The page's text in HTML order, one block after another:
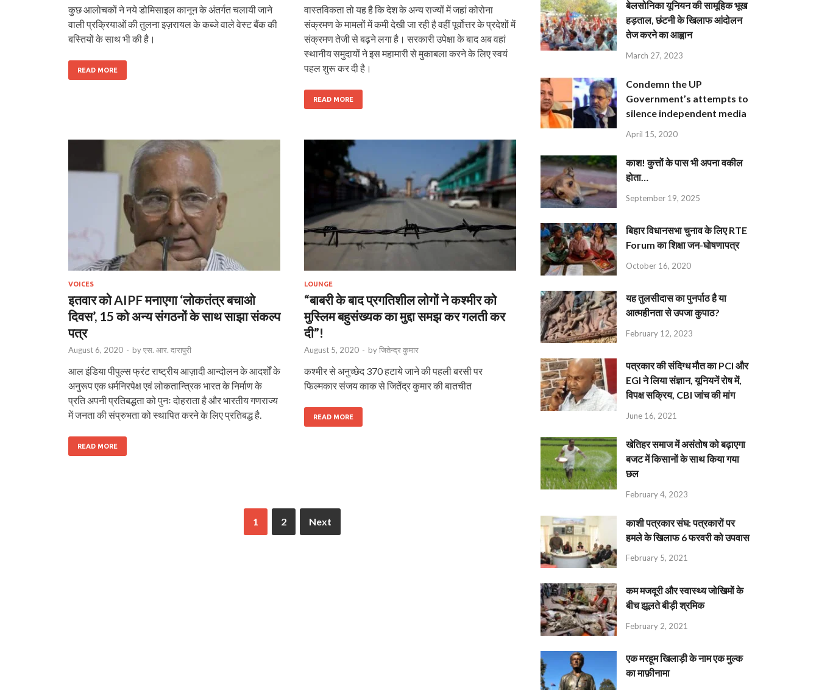
कुछ आलोचकों ने नये डोमिसाइल कानून के अंतर्गत चलायी जाने
वाली प्रक्रियाओं की तुलना इज़रायल के कब्जे वाले वेस्ट बैंक की
बस्तियों के साथ भी की है।
READ MORE
वास्तविकता तो यह है कि देश के अन्य राज्यों में जहां कोरोना
संक्रमण के मामलों में कमी देखी जा रही है वहीं पूर्वोत्तर के प्रदेशों में
संक्रमण तेजी से बढ़ने लगा है। सरकारी उपेक्षा के बाद अब वहां
स्थानीय समुदायों ने इस महामारी से मुकाबला करने के लिए स्वयं
पहल शुरू कर दी है।
READ MORE
VOICES
इतवार को AIPF मनाएगा ‘लोकतंत्र बचाओ
दिवस’, 15 को अन्य संगठनों के साथ साझा संकल्प
पत्र
August 6, 2020 - byएस. आर. दारापुरी
आल इंडिया पीपुल्स फ्रंट राष्ट्रीय आज़ादी आन्दोलन के आदर्शों के
अनुरूप एक धर्मनिरपेक्ष एवं लोकतान्त्रिक भारत के निर्माण के
प्रति अपनी प्रतिबद्धता को पुनः दोहराता है और भारतीय गणराज्य
में जनता की संप्रुभता को स्थापित करने के लिए प्रतिबद्ध है.
READ MORE
LOUNGE
“बाबरी के बाद प्रगतिशील लोगों ने कश्मीर को
मुस्लिम बहुसंख्यक का मुद्दा समझ कर गलती कर
दी”!
August 5, 2020 - byजितेन्द्र कुमार
कश्मीर से अनुच्छेद 370 हटाये जाने की पहली बरसी पर
फिल्मकार संजय काक से जितेंद्र कुमार की बातचीत
READ MORE
1 2 Next
बेलसोनिका यूनियन की सामूहिक भूख
हड़ताल, छंटनी के खिलाफ आंदोलन
तेज करने का आह्वान
March 27, 2023
Condemn the UP
Government’s attempts to
silence independent media
April 15, 2020
काश! कुत्तों के पास भी अपना वकील
होता…
September 19, 2025
बिहार विधानसभा चुनाव के लिए RTE
Forum का शिक्षा जन-घोषणापत्र
October 16, 2020
यह तुलसीदास का पुनर्पाठ है या
आत्महीनता से उपजा कुपाठ?
February 12, 2023
पत्रकार की संदिग्ध मौत का PCI और
EGI ने लिया संज्ञान, यूनियनें रोष में,
विपक्ष सक्रिय, CBI जांच की मांग
June 16, 2021
खेतिहर समाज में असंतोष को बढ़ाएगा
बजट में किसानों के साथ किया गया
छल
February 4, 2023
काशी पत्रकार संघ: पत्रकारों पर
हमले के खिलाफ 6 फरवरी को उपवास
February 5, 2021
कम मजदूरी और स्वास्थ्य जोखिमों के
बीच झूलते बीड़ी श्रमिक
February 2, 2021
एक मरहूम खिलाड़ी के नाम एक मुल्क
का माफ़ीनामा